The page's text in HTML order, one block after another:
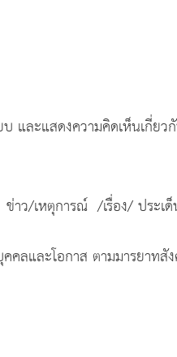
ะแสดงความคิดเห็นเกี่ยวกั
/เหตุการณ์ /เรื่อง/ ประเด็
และโอกาส ตามมารยาทสั
ค์